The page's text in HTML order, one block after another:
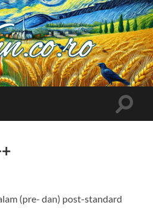
Kuncoro++
Toggle
(pre- dan) post-standard